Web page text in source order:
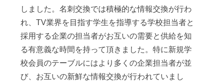
しました。名刺交換では積極的な情報交換が行わ
れ、TV業界を目指す学生を指導する学校担当者と
採用する企業の担当者がお互いの需要と供給を知
る有意義な時間を持って頂きました。特に新規学
校会員のテーブルにはより多くの企業担当者が並
び、お互いの新鮮な情報交換が行われていまし